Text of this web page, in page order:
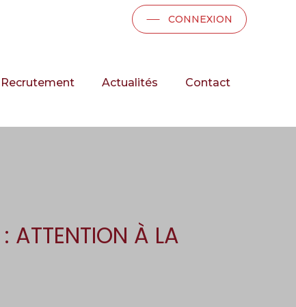
CONNEXION
Recrutement Actualités Contact
ATTENTION À LA